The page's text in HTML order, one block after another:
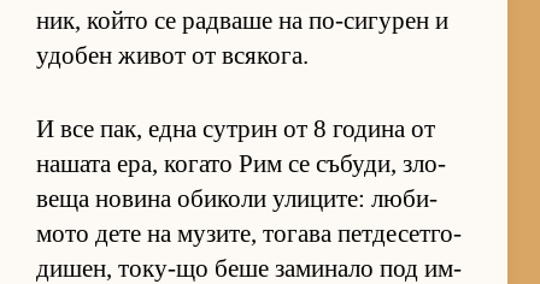
ник, който се рад­ваше на по-си­гу­рен и
удо­бен жи­вот от вся­ко­га.
И все пак, една сут­рин от 8 го­дина от
на­шата ера, ко­гато Рим се съ­бу­ди, зло­
веща но­вина оби­коли ули­ци­те: лю­би­
мото дете на му­зи­те, то­гава пет­де­сет­го­
ди­шен, то­ку-що беше за­ми­нало под им­